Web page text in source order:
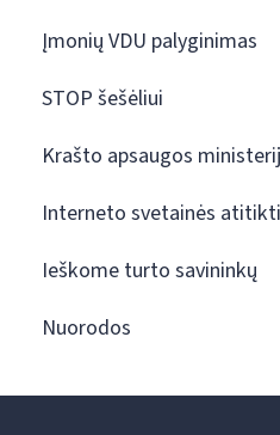
Įmonių VDU palyginimas
STOP šešėliui
Krašto apsaugos
Interneto svetainės
Ieškome turto savininkų
Nuorodos